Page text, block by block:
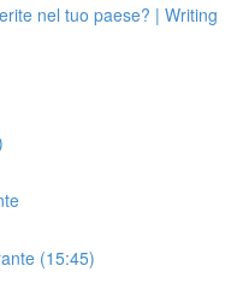
nel tuo paese? | Writing
(15:45)